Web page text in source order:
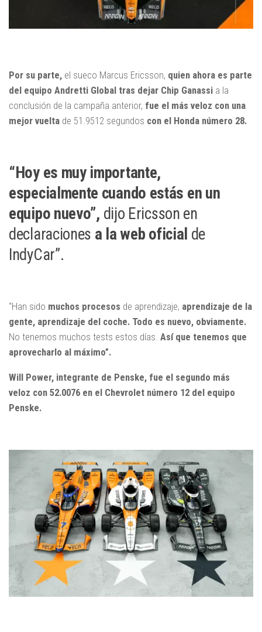
Por su parte, el sueco Marcus Ericsson, quien ahora es parte
del equipo Andretti Global tras dejar Chip Ganassi a la
conclusión de la campaña anterior, fue el más veloz con una
mejor vuelta de 51.9512 segundos con el Honda número 28.
“Hoy es muy importante,
especialmente cuando estás en un
equipo nuevo”, dijo Ericsson en
declaraciones a la web oficial de
IndyCar”.
“Han sido muchos procesos de aprendizaje, aprendizaje de la
gente, aprendizaje del coche. Todo es nuevo, obviamente.
No tenemos muchos tests estos días. Así que tenemos que
aprovecharlo al máximo”.
Will Power, integrante de Penske, fue el segundo más
veloz con 52.0076 en el Chevrolet número 12 del equipo
Penske.